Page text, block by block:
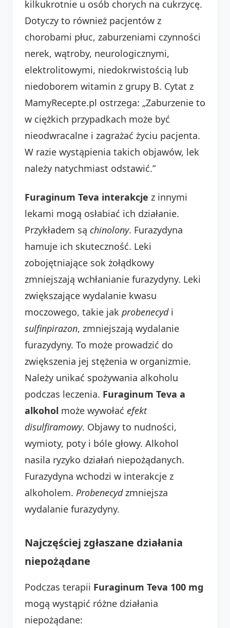
kilkukrotnie u osób chorych na cukrzycę.
Dotyczy to również pacjentów z
chorobami płuc, zaburzeniami czynności
nerek, wątroby, neurologicznymi,
elektrolitowymi, niedokrwistością lub
niedoborem witamin z grupy B. Cytat z
MamyRecepte.pl ostrzega: „Zaburzenie to
w ciężkich przypadkach może być
nieodwracalne i zagrażać życiu pacjenta.
W razie wystąpienia takich objawów, lek
należy natychmiast odstawić.”
Furaginum Teva interakcje z innymi
lekami mogą osłabiać ich działanie.
Przykładem są chinolony. Furazydyna
hamuje ich skuteczność. Leki
zobojętniające sok żołądkowy
zmniejszają wchłanianie furazydyny. Leki
zwiększające wydalanie kwasu
moczowego, takie jak probenecydi
sulfinpirazon, zmniejszają wydalanie
furazydyny. To może prowadzić do
zwiększenia jej stężenia w organizmie.
Należy unikać spożywania alkoholu
podczas leczenia. Furaginum Teva a
alkohol może wywołać efekt
disulfiramowy. Objawy to nudności,
wymioty, poty i bóle głowy. Alkohol
nasila ryzyko działań niepożądanych.
Furazydyna wchodzi w interakcje z
alkoholem. Probenecydzmniejsza
wydalanie furazydyny.
Najczęściej zgłaszane działania
niepożądane
Podczas terapii Furaginum Teva 100 mg
mogą wystąpić różne działania
niepożądane: